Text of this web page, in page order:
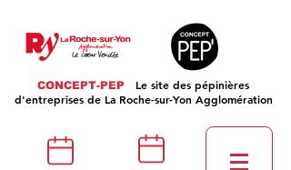
CONCEPT-PEP
Le site des pépinières
d'entreprises de La Roche-sur-Yon Agglomération